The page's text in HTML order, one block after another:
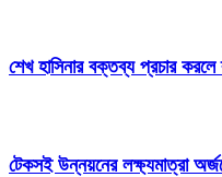
শেখ হাসিনার বক্তব্য প্রচার করলে
টেকসই উন্নয়নের লক্ষ্যমাত্রা